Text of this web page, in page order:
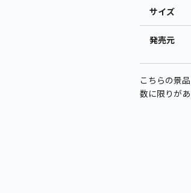
サイズ
発売元
こちらの景
数に限りが